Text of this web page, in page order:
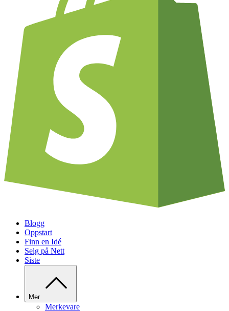
Blogg
Oppstart
Finn en Idé
Selg på Nett
Siste
Mer
Merkevare